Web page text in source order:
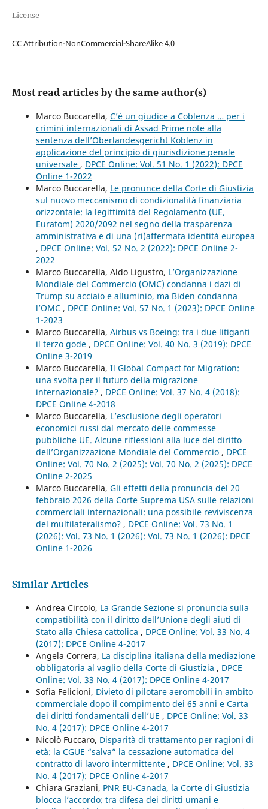
License
CC Attribution-NonCommercial-ShareAlike 4.0
Most read articles by the same author(s)
Marco Buccarella, C’è un giudice a Coblenza … per i
crimini internazionali di Assad Prime note alla
sentenza dell’Oberlandesgericht Koblenz in
applicazione del principio di giurisdizione penale
universale , DPCE Online: Vol. 51 No. 1 (2022): DPCE
Online 1-2022
Marco Buccarella, Le pronunce della Corte di Giustizia
sul nuovo meccanismo di condizionalità finanziaria
orizzontale: la legittimità del Regolamento (UE,
Euratom) 2020/2092 nel segno della trasparenza
amministrativa e di una (ri)affermata identità europea
, DPCE Online: Vol. 52 No. 2 (2022): DPCE Online 2-
2022
Marco Buccarella, Aldo Ligustro, L’Organizzazione
Mondiale del Commercio (OMC) condanna i dazi di
Trump su acciaio e alluminio, ma Biden condanna
l’OMC , DPCE Online: Vol. 57 No. 1 (2023): DPCE Online
1-2023
Marco Buccarella, Airbus vs Boeing: tra i due litiganti
il terzo gode , DPCE Online: Vol. 40 No. 3 (2019): DPCE
Online 3-2019
Marco Buccarella, Il Global Compact for Migration:
una svolta per il futuro della migrazione
internazionale? , DPCE Online: Vol. 37 No. 4 (2018):
DPCE Online 4-2018
Marco Buccarella, L’esclusione degli operatori
economici russi dal mercato delle commesse
pubbliche UE. Alcune riflessioni alla luce del diritto
dell’Organizzazione Mondiale del Commercio , DPCE
Online: Vol. 70 No. 2 (2025): Vol. 70 No. 2 (2025): DPCE
Online 2-2025
Marco Buccarella, Gli effetti della pronuncia del 20
febbraio 2026 della Corte Suprema USA sulle relazioni
commerciali internazionali: una possibile reviviscenza
del multilateralismo? , DPCE Online: Vol. 73 No. 1
(2026): Vol. 73 No. 1 (2026): Vol. 73 No. 1 (2026): DPCE
Online 1-2026
Similar Articles
Andrea Circolo, La Grande Sezione si pronuncia sulla
compatibilità con il diritto dell’Unione degli aiuti di
Stato alla Chiesa cattolica , DPCE Online: Vol. 33 No. 4
(2017): DPCE Online 4-2017
Angela Correra, La disciplina italiana della mediazione
obbligatoria al vaglio della Corte di Giustizia , DPCE
Online: Vol. 33 No. 4 (2017): DPCE Online 4-2017
Sofia Felicioni, Divieto di pilotare aeromobili in ambito
commerciale dopo il compimento dei 65 anni e Carta
dei diritti fondamentali dell’UE , DPCE Online: Vol. 33
No. 4 (2017): DPCE Online 4-2017
Nicolò Fuccaro, Disparità di trattamento per ragioni di
età: la CGUE “salva” la cessazione automatica del
contratto di lavoro intermittente , DPCE Online: Vol. 33
No. 4 (2017): DPCE Online 4-2017
Chiara Graziani, PNR EU-Canada, la Corte di Giustizia
blocca l’accordo: tra difesa dei diritti umani e